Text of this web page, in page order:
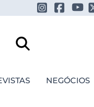
NEGÓCIOS